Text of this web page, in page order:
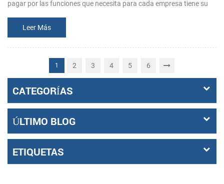
pagar por las funciones que necesita para cada empresa tiene su
requisitos s...
Leer Más
1 2 3 4 5 6
CATEGORÍAS
ÚLTIMO BLOG
ETIQUETAS